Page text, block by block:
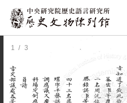
:::
1 / 3